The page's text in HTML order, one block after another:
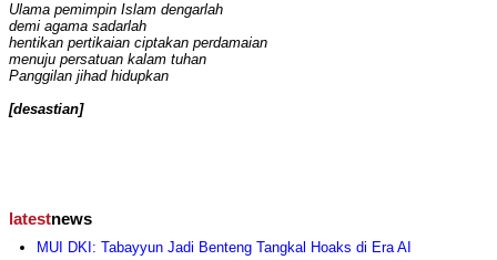
Ulama pemimpin Islam dengarlah
demi agama sadarlah
hentikan pertikaian ciptakan perdamaian
menuju persatuan kalam tuhan
Panggilan jihad hidupkan
[desastian]
latestnews
MUI DKI: Tabayyun Jadi Benteng Tangkal Hoaks di Era AI